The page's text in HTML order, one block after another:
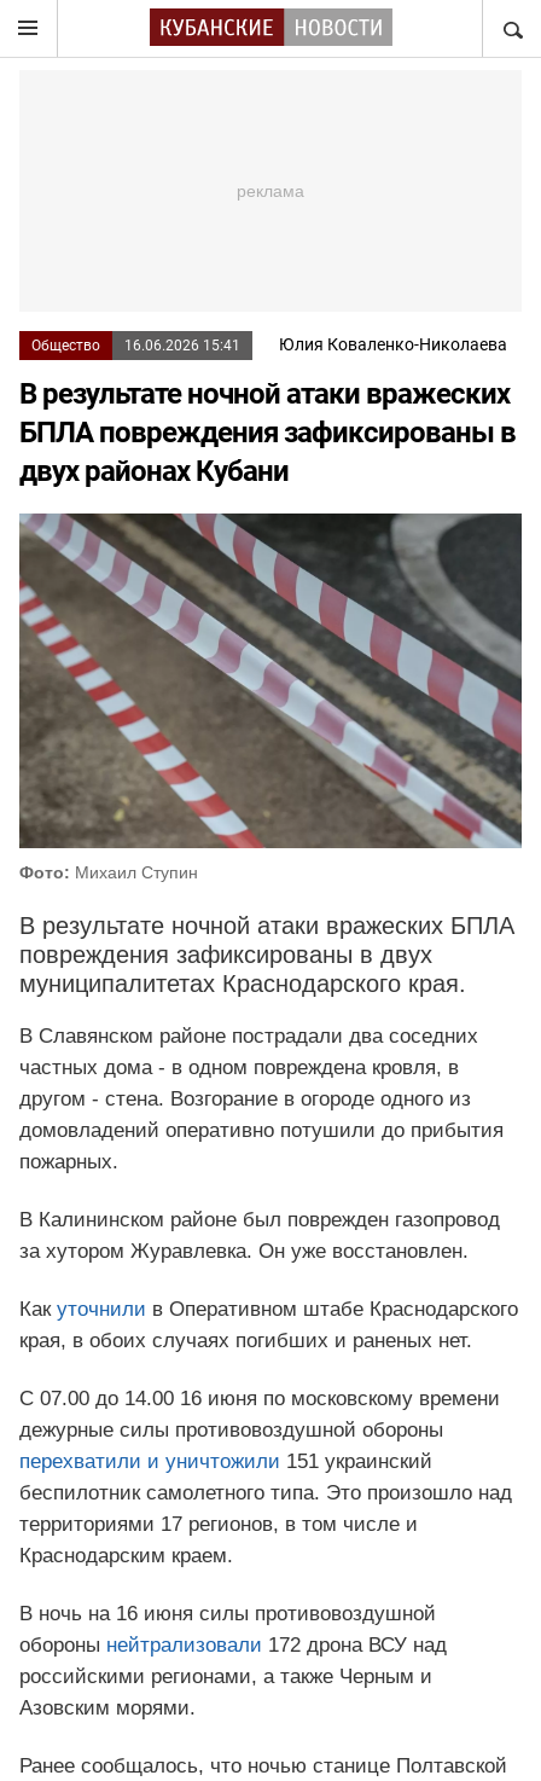
Общество 16.06.2026 15:41 Юлия Коваленко-Николаева
В результате ночной атаки вражеских
БПЛА повреждения зафиксированы в
двух районах Кубани
Фото: Михаил Ступин
В результате ночной атаки вражеских БПЛА
повреждения зафиксированы в двух
муниципалитетах Краснодарского края.
В Славянском районе пострадали два соседних
частных дома - в одном повреждена кровля, в
другом - стена. Возгорание в огороде одного из
домовладений оперативно потушили до прибытия
пожарных.
В Калининском районе был поврежден газопровод
за хутором Журавлевка. Он уже восстановлен.
Как уточнили в Оперативном штабе Краснодарского
края, в обоих случаях погибших и раненых нет.
С 07.00 до 14.00 16 июня по московскому времени
дежурные силы противовоздушной обороны
перехватили и уничтожили 151 украинский
беспилотник самолетного типа. Это произошло над
территориями 17 регионов, в том числе и
Краснодарским краем.
В ночь на 16 июня силы противовоздушной
обороны нейтрализовали 172 дрона ВСУ над
российскими регионами, а также Черным и
Азовским морями.
Ранее сообщалось, что ночью станице Полтавской